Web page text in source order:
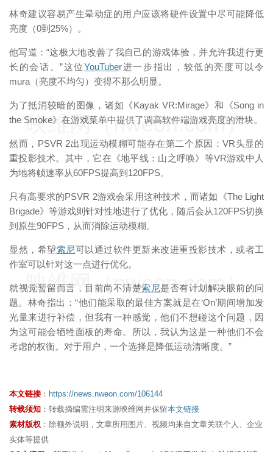
林奇建议容易产生晕动症的用户应该将硬件设置中尽可能降低
亮度（0到25%）。
他写道：“这极大地改善了我自己的游戏体验，并允许我进行更
长的会话。”这位YouTuber进一步指出，较低的亮度可以令
mura（亮度不均匀）变得不那么明显。
为了抵消较暗的图像，诸如《Kayak VR:Mirage》和《Song in
the Smoke》在游戏菜单中提供了调高软件端游戏亮度的滑块。
然而，PSVR 2出现运动模糊可能存在第二个原因：VR头显的
重投影技术。其中，它在《地平线：山之呼唤》等VR游戏中人
为地将帧速率从60FPS提高到120FPS。
只有高要求的PSVR 2游戏会采用这种技术，而诸如《The Light
Brigade》等游戏则针对性地进行了优化，随后会从120FPS切换
到原生90FPS，从而消除运动模糊。
显然，希望索尼可以通过软件更新来改进重投影技术，或者工
作室可以针对这一点进行优化。
就视觉暂留而言，目前尚不清楚索尼是否有计划解决眼前的问
题。林奇指出：“他们能采取的最佳方案就是在‘On’期间增加发
光量来进行补偿，但我有一种感觉，他们不想碰这个问题，因
为这可能会牺牲面板的寿命。所以，我认为这是一种他们不会
考虑的权衡。对于用户，一个选择是降低运动清晰度。”
映维网（nweon.com）
映维网（nweon.com）
本文链接 ： https://news.nweon.com/106144
转载须知 ：转载摘编需注明来源映维网并保留本文链接
素材版权 ：除额外说明，文章所用图片、视频均来自文章关联个人、企业
实体等提供